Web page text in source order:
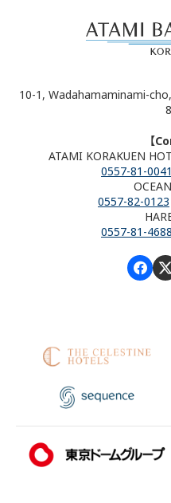
10-1, Wadahamaminami-
【
ATAMI KORAKUEN
0557-81-0041
0557-82-0123
0557-81-4688